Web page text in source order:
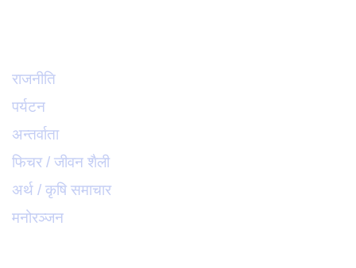
राजनीति
पर्यटन
अन्तर्वाता
फिचर / जीवन शैली
अर्थ / कृषि समाचार
मनोरञ्जन